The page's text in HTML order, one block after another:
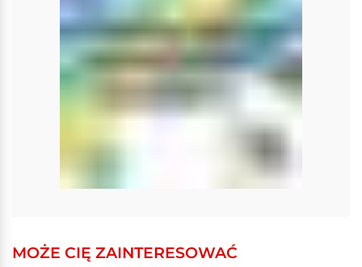
MOŻE CIĘ ZAINTERESOWAĆ